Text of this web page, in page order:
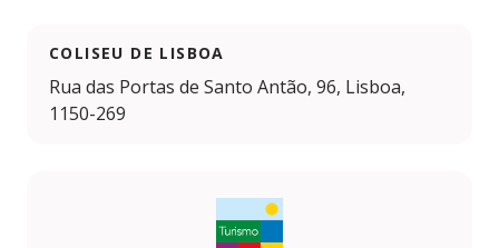
COLISEU DE LISBOA
Rua das Portas de Santo Antão, 96, Lisboa,
1150-269